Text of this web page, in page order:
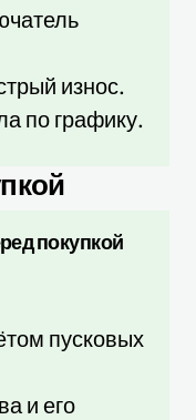
износ.
по графику.
пусковых
и его